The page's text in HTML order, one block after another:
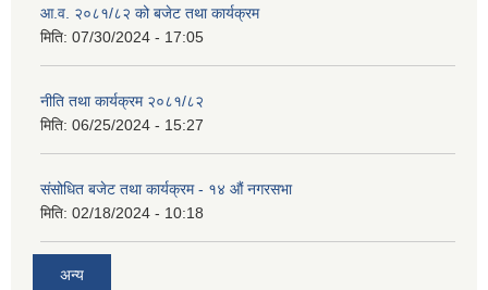
आ.व. २०८१/८२ को बजेट तथा कार्यक्रम
मिति: 07/30/2024 - 17:05
नीति तथा कार्यक्रम २०८१/८२
मिति: 06/25/2024 - 15:27
संसोधित बजेट तथा कार्यक्रम - १४ औं नगरसभा
मिति: 02/18/2024 - 10:18
अन्य